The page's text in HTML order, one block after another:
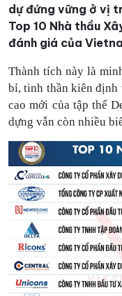
dự đứng vững ở vị
Top 10 Nhà thầu
đánh giá của
Thành tích này là
bỉ, tinh thần kiên định
cao mới của tập thể
dựng vẫn còn nhiều